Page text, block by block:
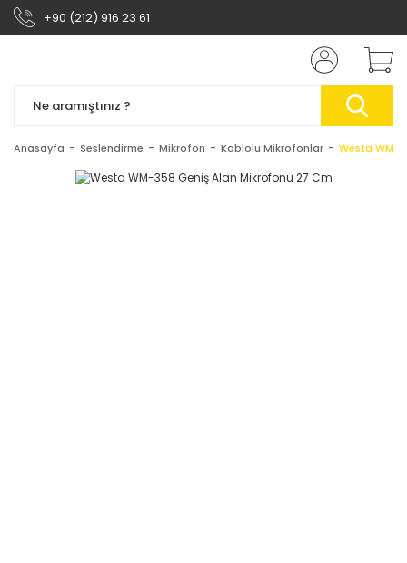
+90 (212) 916 23 61
Anasayfa Seslendirme Mikrofon Kablolu Mikrofonlar Westa WM-